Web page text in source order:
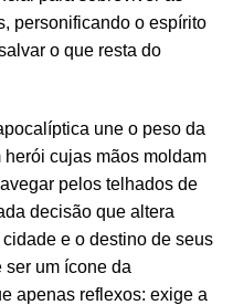
personificando o espírito
o que resta do
une o peso da
herói cujas mãos moldam
pelos telhados de
decisão que altera
e o destino de seus
ser um ícone da
apenas reflexos: exige a